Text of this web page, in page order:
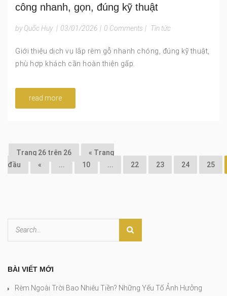
công nhanh, gọn, đúng kỹ thuật
by Quốc Huy | 03/01/2026 | 0 Comments | Tin tức
Giới thiệu dịch vụ lắp rèm gỗ nhanh chóng, đúng kỹ thuật,
phù hợp khách cần hoàn thiện gấp.
read more
Trang 26 trên 26
« Trang
đầu
« ... 10 ... 22 23 24 25
BÀI VIẾT MỚI
Rèm Ngoài Trời Bao Nhiêu Tiền? Những Yếu Tố Ảnh Hưởng